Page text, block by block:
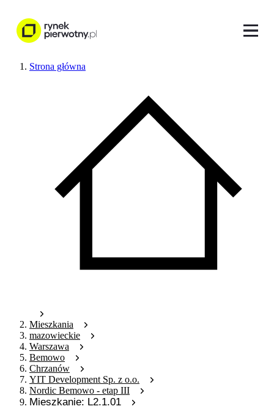
Strona główna
Mieszkania
mazowieckie
Warszawa
Bemowo
Chrzanów
YIT Development Sp. z o.o.
Nordic Bemowo - etap III
Mieszkanie: L2.1.01